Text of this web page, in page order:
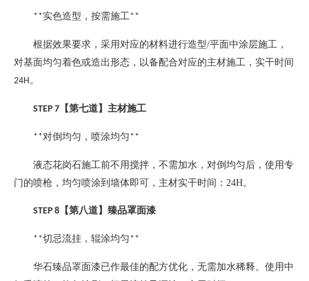
**实色造型，按需施工**
根据效果要求，采用对应的材料进行造型/平面中涂层施工，
对基面均匀着色或造出形态，以备配合对应的主材施工，实干时间
24H。
STEP 7 【第七道】主材施工
**对倒均匀，喷涂均匀**
液态花岗石施工前不用搅拌，不需加水，对倒均匀后，使用专
门的喷枪，均匀喷涂到墙体即可，主材实干时间： 24H。
STEP 8 【第八道】臻品罩面漆
**切忌流挂，辊涂均匀**
华石臻品罩面漆已作最佳的配方优化，无需加水稀释。使用中